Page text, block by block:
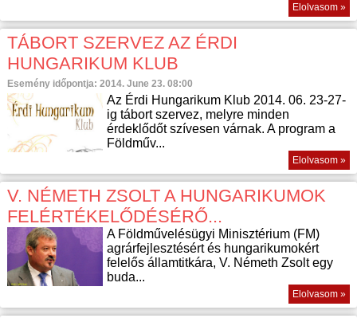
Elolvasom »
TÁBORT SZERVEZ AZ ÉRDI
HUNGARIKUM KLUB
Esemény időpontja: 2014. June 23. 08:00
Az Érdi Hungarikum Klub 2014. 06. 23-27-
ig tábort szervez, melyre minden
érdeklődőt szívesen várnak. A program a
Földműv...
Elolvasom »
V. NÉMETH ZSOLT A HUNGARIKUMOK
FELÉRTÉKELŐDÉSÉRŐ...
A Földművelésügyi Minisztérium (FM)
agrárfejlesztésért és hungarikumokért
felelős államtitkára, V. Németh Zsolt egy
buda...
Elolvasom »